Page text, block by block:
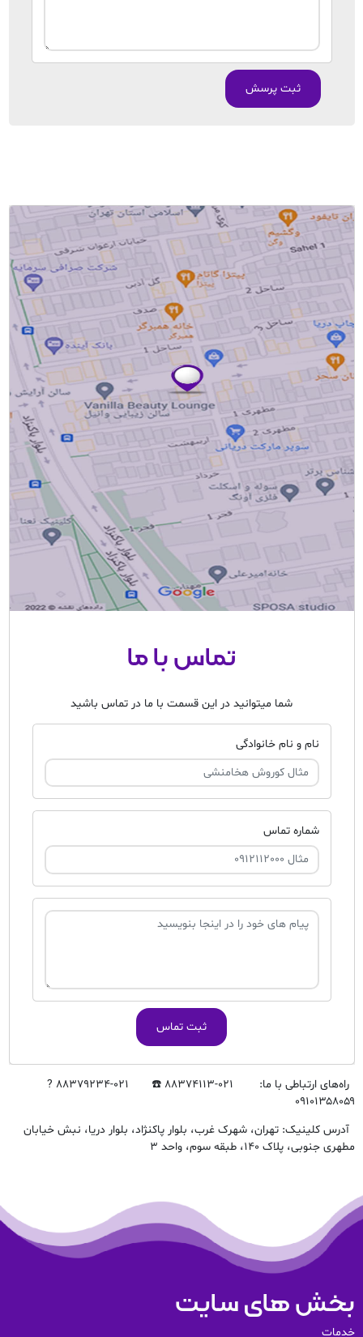
ثبت پرسش
تماس با ما
شما میتوانید در این قسمت با ما در تماس باشید
نام و نام خانوادگی
شماره تماس
ثبت تماس
راه‌های ارتباطی با ما: ۰۲۱-۸۸۳۷۴۱۱۳ ☎️ ۰۲۱-۸۸۳۷۹۲۳۴ ?
۰۹۱۰۱۳۵۸۰۵۹
آدرس کلینیک: تهران، شهرک غرب، بلوار پاکنژاد، بلوار دریا، نبش خیابان
مطهری جنوبی، پلاک ۱۴۰، طبقه سوم، واحد ۳
بخش های سایت
خدمات